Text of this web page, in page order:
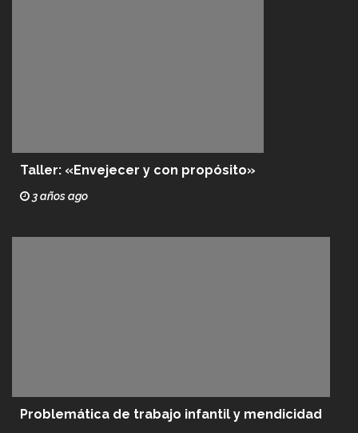
Taller: «Envejecer y con propósito»
3 años ago
Problemática de trabajo infantil y mendicidad